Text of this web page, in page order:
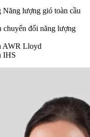
lượng gió toàn cầu
chuyển đổi năng lượng
AWR Lloyd
IHS